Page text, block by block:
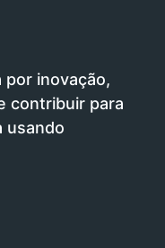
por inovação,
contribuir para
usando